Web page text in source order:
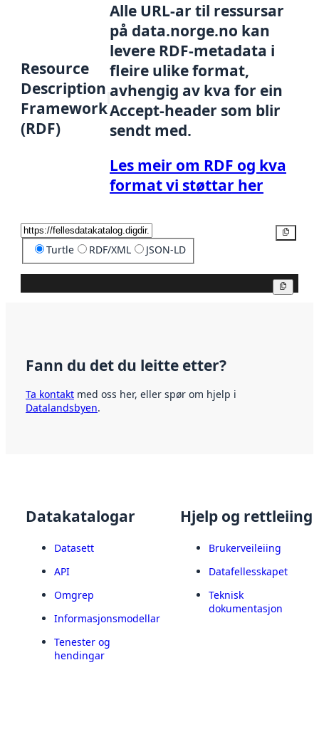
Resource
Description
Framework
(RDF)
Alle URL-ar til ressursar
på data.norge.no kan
levere RDF-metadata i
fleire ulike format,
avhengig av kva for ein
Accept-header som blir
sendt med.
Les meir om RDF og kva
format vi støttar her
Turtle RDF/XML JSON-LD
Fann du det du leitte etter?
Ta kontakt med oss her, eller spør om hjelp i
Datalandsbyen.
Datakatalogar
Datasett
API
Omgrep
Informasjonsmodellar
Tenester og
hendingar
Hjelp og rettleiing
Brukerveileiing
Datafellesskapet
Teknisk
dokumentasjon